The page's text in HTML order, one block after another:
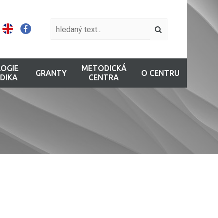
GRANTY
METODICKÁ
CENTRA
O CENTRU